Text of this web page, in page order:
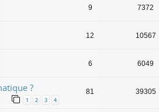
9 7372
12 10567
6 6049
?
1 2 3 4
81 39305